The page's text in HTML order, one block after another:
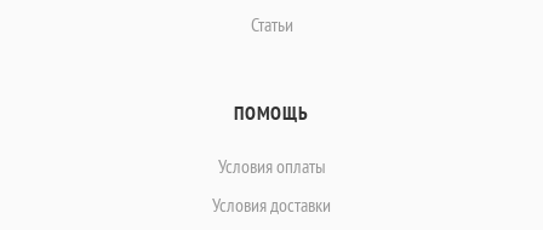
Статьи
ПОМОЩЬ
Условия оплаты
Условия доставки